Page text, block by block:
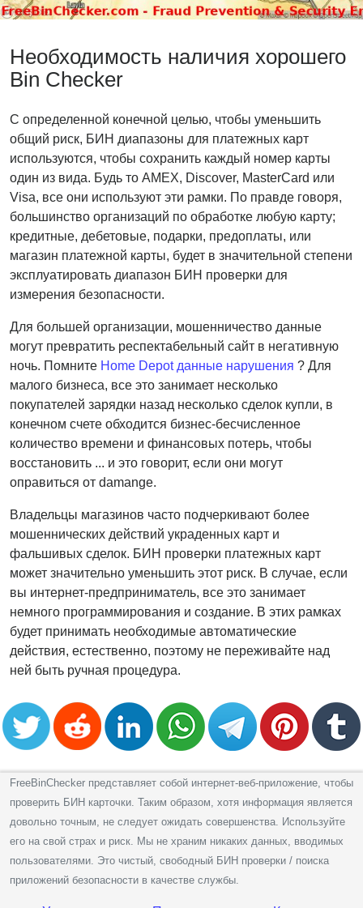
Необходимость наличия хорошего
Bin Checker
С определенной конечной целью, чтобы уменьшить
общий риск, БИН диапазоны для платежных карт
используются, чтобы сохранить каждый номер карты
один из вида. Будь то AMEX, Discover, MasterCard или
Visa, все они используют эти рамки. По правде говоря,
большинство организаций по обработке любую карту;
кредитные, дебетовые, подарки, предоплаты, или
магазин платежной карты, будет в значительной степени
эксплуатировать диапазон БИН проверки для
измерения безопасности.
Для большей организации, мошенничество данные
могут превратить респектабельный сайт в негативную
ночь. Помните Home Depot данные нарушения ? Для
малого бизнеса, все это занимает несколько
покупателей зарядки назад несколько сделок купли, в
конечном счете обходится бизнес-бесчисленное
количество времени и финансовых потерь, чтобы
восстановить ... и это говорит, если они могут
оправиться от damange.
Владельцы магазинов часто подчеркивают более
мошеннических действий украденных карт и
фальшивых сделок. БИН проверки платежных карт
может значительно уменьшить этот риск. В случае, если
вы интернет-предприниматель, все это занимает
немного программирования и создание. В этих рамках
будет принимать необходимые автоматические
действия, естественно, поэтому не переживайте над
ней быть ручная процедура.
FreeBinChecker представляет собой интернет-веб-приложение, чтобы
проверить БИН карточки. Таким образом, хотя информация является
довольно точным, не следует ожидать совершенства. Используйте
его на свой страх и риск. Мы не храним никаких данных, вводимых
пользователями. Это чистый, свободный БИН проверки / поиска
приложений безопасности в качестве службы.